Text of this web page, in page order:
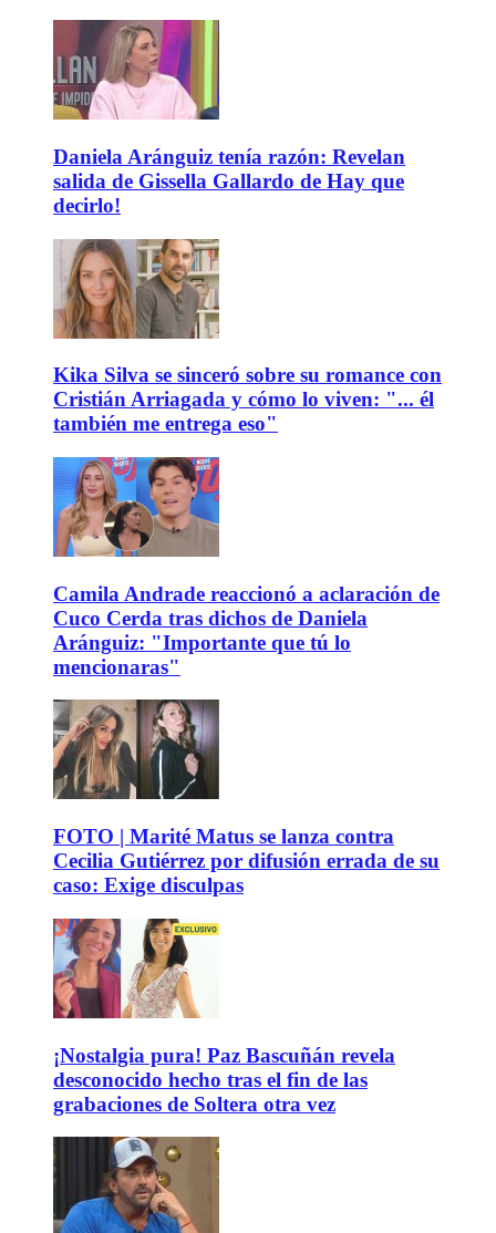
Daniela Aránguiz tenía razón: Revelan
salida de Gissella Gallardo de Hay que
decirlo!
Kika Silva se sinceró sobre su romance con
Cristián Arriagada y cómo lo viven: "... él
también me entrega eso"
Camila Andrade reaccionó a aclaración de
Cuco Cerda tras dichos de Daniela
Aránguiz: "Importante que tú lo
mencionaras"
FOTO | Marité Matus se lanza contra
Cecilia Gutiérrez por difusión errada de su
caso: Exige disculpas
¡Nostalgia pura! Paz Bascuñán revela
desconocido hecho tras el fin de las
grabaciones de Soltera otra vez